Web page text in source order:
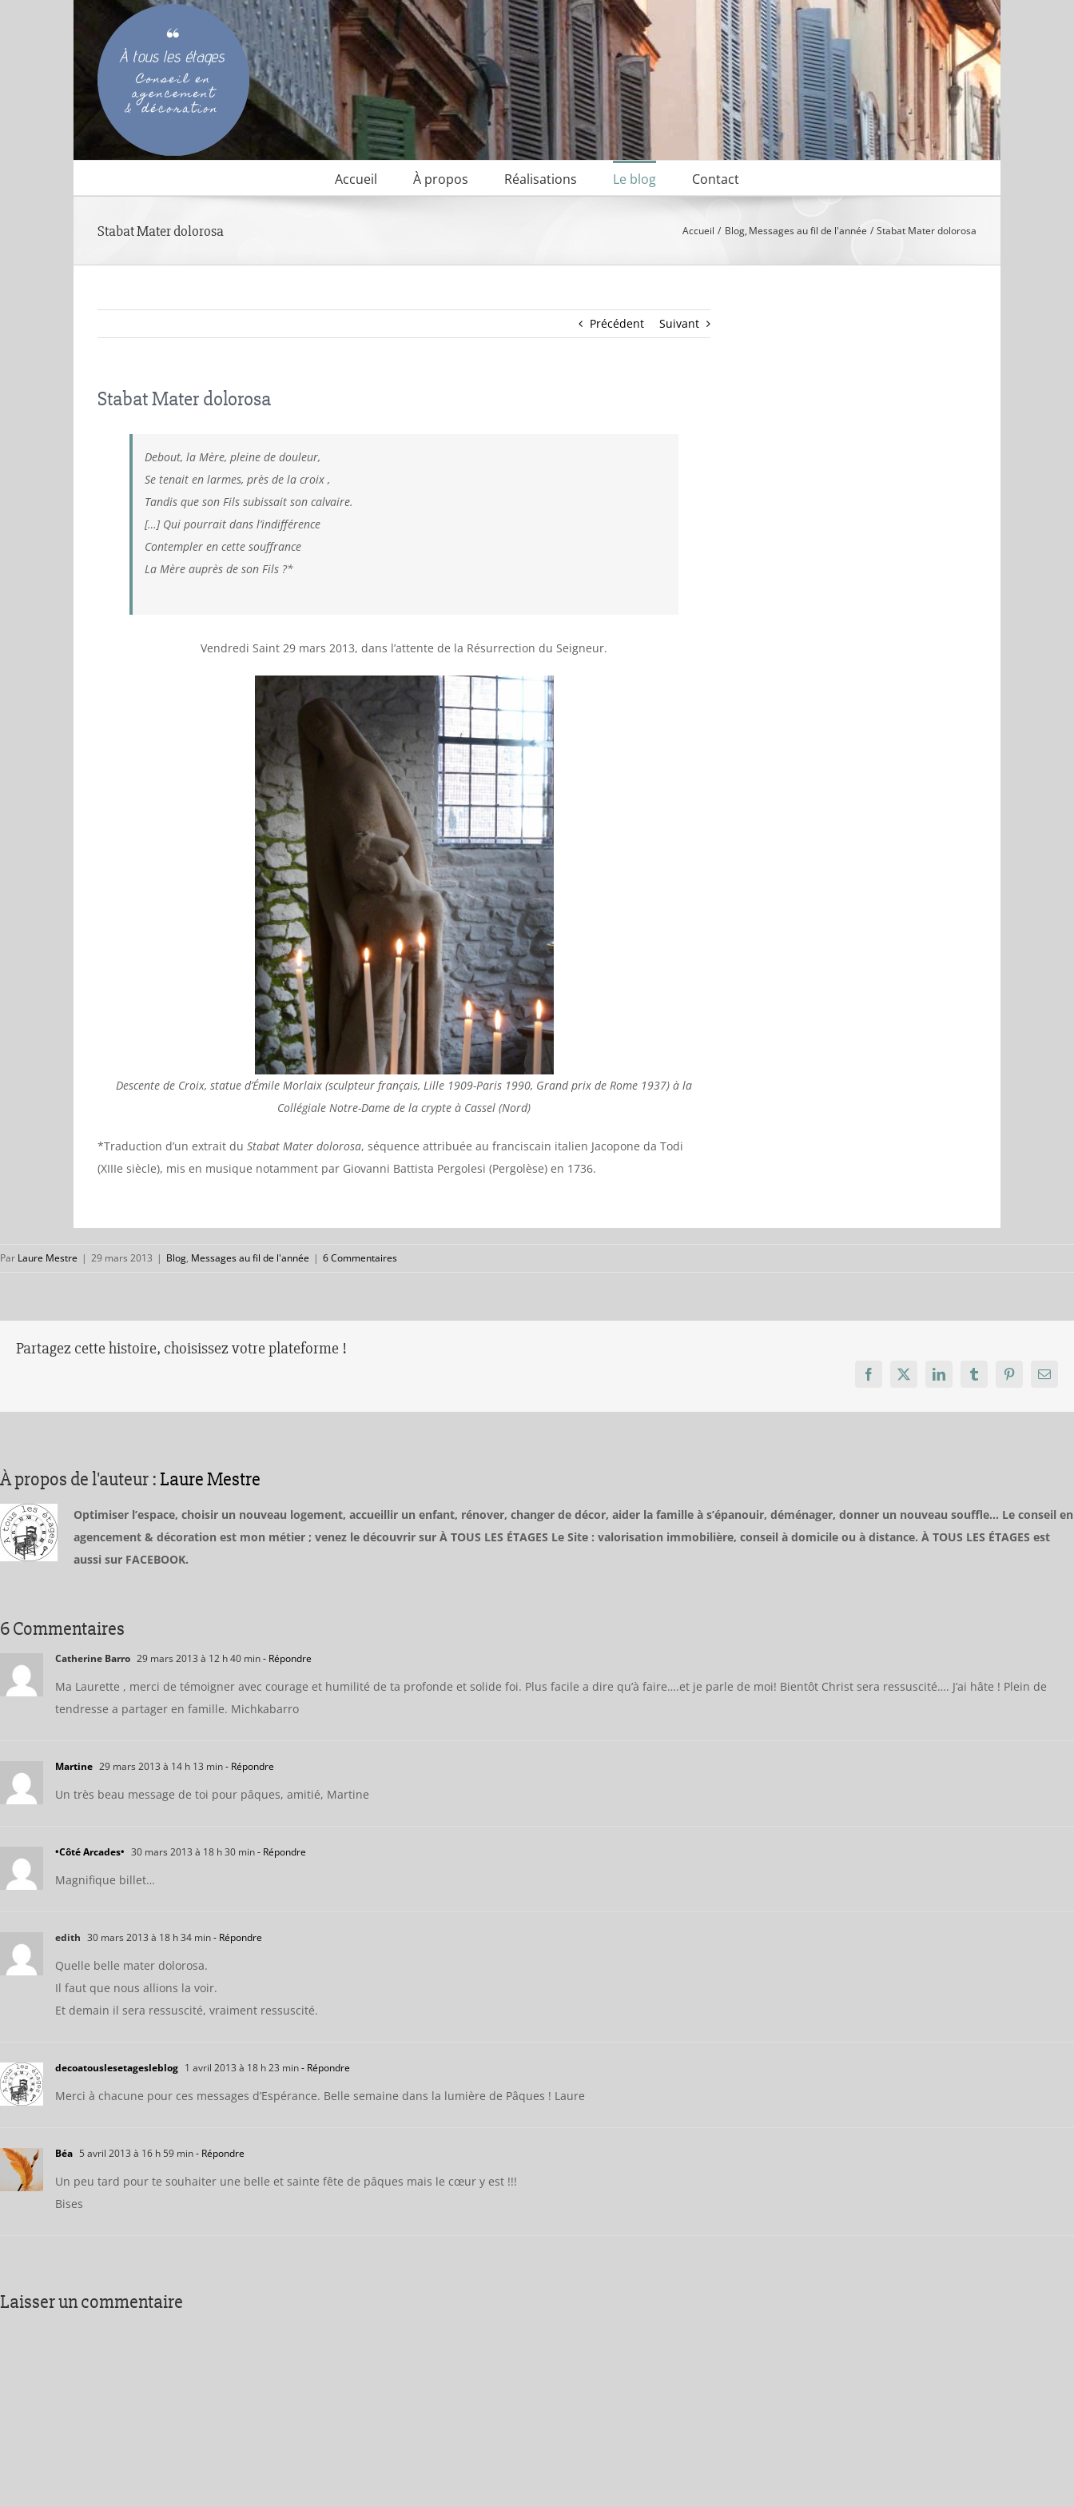
Accueil À propos Réalisations Le blog Contact
Stabat Mater dolorosa Accueil Blog Messages au fil de l'année Stabat Mater dolorosa
Précédent Suivant
Stabat Mater dolorosa
Debout, la Mère, pleine de douleur,
Se tenait en larmes, près de la croix ,
Tandis que son Fils subissait son calvaire.
[…] Qui pourrait dans l’indifférence
Contempler en cette souffrance
La Mère auprès de son Fils ?*
Vendredi Saint 29 mars 2013, dans l’attente de la Résurrection du Seigneur.
Descente de Croix, statue d’Émile Morlaix (sculpteur français, Lille 1909-Paris 1990, Grand prix de Rome 1937) à la
Collégiale Notre-Dame de la crypte à Cassel (Nord)
*Traduction d’un extrait du Stabat Mater dolorosa, séquence attribuée au franciscain italien Jacopone da Todi
(XIIIe siècle), mis en musique notamment par Giovanni Battista Pergolesi (Pergolèse) en 1736.
Par Laure Mestre | 29 mars 2013 | Blog, Messages au fil de l'année | 6 Commentaires
Partagez cette histoire, choisissez votre plateforme !
Facebook
X LinkedInTumblrPinterestEmail
À propos de l'auteur :Laure Mestre
Optimiser l’espace, choisir un nouveau logement, accueillir un enfant, rénover, changer de décor, aider la famille à s’épanouir, déménager, donner un nouveau souffle… Le conseil en
agencement & décoration est mon métier ; venez le découvrir sur À TOUS LES ÉTAGES Le Site : valorisation immobilière, conseil à domicile ou à distance. À TOUS LES ÉTAGES est
aussi sur FACEBOOK.
6 Commentaires
Catherine Barro 29 mars 2013 à 12 h 40 min- Répondre
Ma Laurette , merci de témoigner avec courage et humilité de ta profonde et solide foi. Plus facile a dire qu’à faire….et je parle de moi! Bientôt Christ sera ressuscité…. J’ai hâte ! Plein de
tendresse a partager en famille. Michkabarro
Martine 29 mars 2013 à 14 h 13 min- Répondre
Un très beau message de toi pour pâques, amitié, Martine
•Côté Arcades• 30 mars 2013 à 18 h 30 min- Répondre
Magnifique billet…
edith 30 mars 2013 à 18 h 34 min- Répondre
Quelle belle mater dolorosa.
Il faut que nous allions la voir.
Et demain il sera ressuscité, vraiment ressuscité.
decoatouslesetagesleblog 1 avril 2013 à 18 h 23 min- Répondre
Merci à chacune pour ces messages d’Espérance. Belle semaine dans la lumière de Pâques ! Laure
Béa 5 avril 2013 à 16 h 59 min- Répondre
Un peu tard pour te souhaiter une belle et sainte fête de pâques mais le cœur y est !!!
Bises
Laisser un commentaire